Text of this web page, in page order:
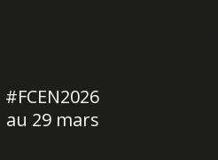
#FCEN2026
au 29 mars